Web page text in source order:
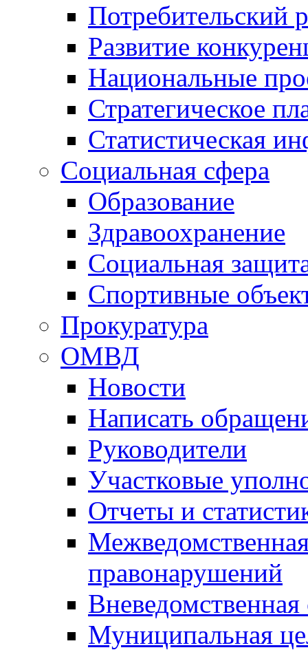
Потребительский
Развитие
Национальные
Стратегическое
Статистическая
Социальная сфера
Образование
Здравоохранение
Социальная
Спортивные
Прокуратура
ОМВД
Новости
Написать
Руководители
Участковые
Отчеты и
правонарушений
Вневедомственная
Муниципальная